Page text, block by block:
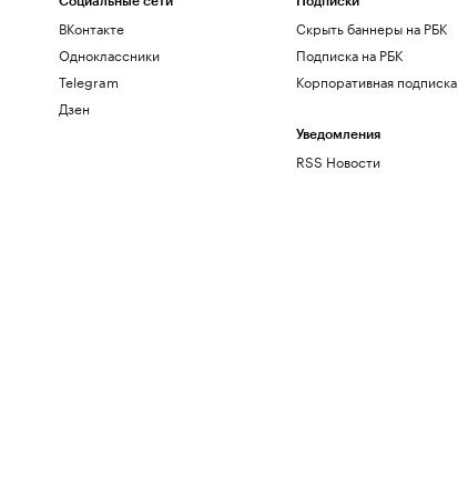
ВКонтакте
Одноклассники
Telegram
Дзен
Скрыть баннеры на РБК
Подписка на РБК
Корпоративная подписка
Уведомления
RSS Новости